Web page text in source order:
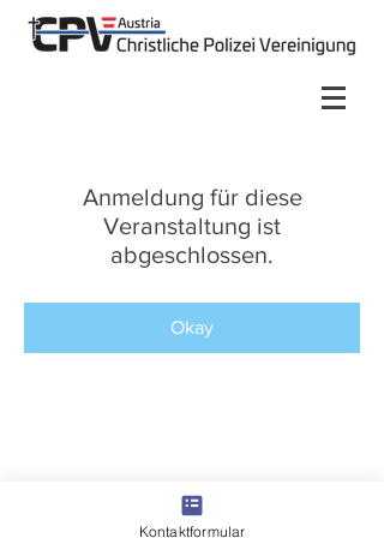
Anmeldung für diese
Veranstaltung ist
abgeschlossen.
Okay
Kontaktformular